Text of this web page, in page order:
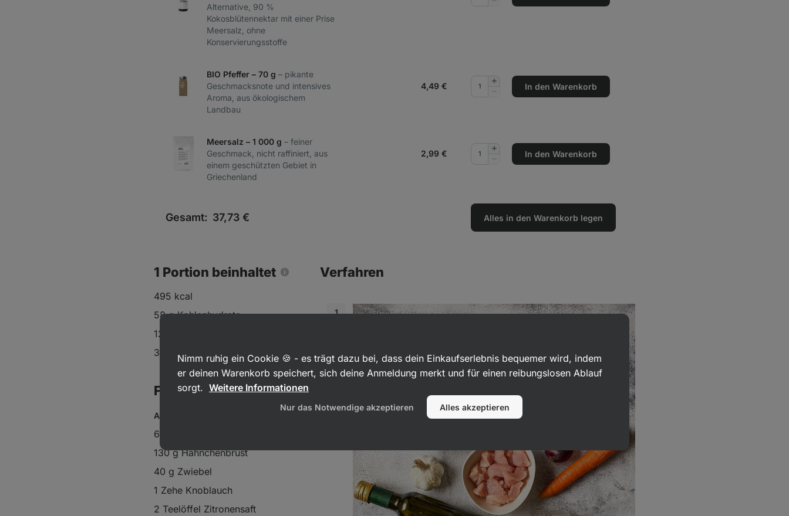
Alternative, 90 %
Kokosblütennektar mit einer Prise
Meersalz, ohne
Konservierungsstoffe
entfernen
BIO Pfeffer – 70 g – pikante
Geschmacksnote und intensives
Aroma, aus ökologischem
Landbau
4,49 €
entfernen
Menge
hinzufügenIn den Warenkorb
Meersalz – 1 000 g – feiner
Geschmack, nicht raffiniert, aus
einem geschützten Gebiet in
Griechenland
2,99 €
entfernen
Menge
hinzufügenIn den Warenkorb
Gesamt: 37,73 € Alles in den Warenkorb legen
1 Portion beinhaltet
495 kcal
58 g Kohlenhydrate
12 g Fett
38 g Protein
Für 1 Portion
Als Basis:
60 g
130 g Hähnchenbrust
40 g Zwiebel
1 Zehe Knoblauch
2 Teelöffel Zitronensaft
Verfahren
Nimm ruhig ein Cookie 🍪 - es trägt dazu bei, dass dein Einkaufserlebnis bequemer wird, indem
er deinen Warenkorb speichert, sich deine Anmeldung merkt und für einen reibungslosen Ablauf
sorgt. Weitere Informationen
Nur das Notwendige akzeptieren Alles akzeptieren